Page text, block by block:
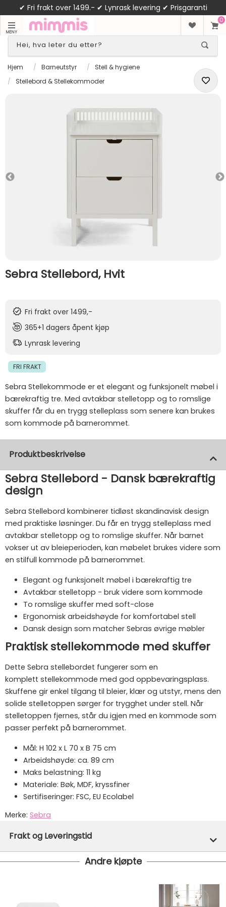
✔ Fri frakt over 1499.- ✔ Lynrask levering ✔ Prisgaranti
MENY
0
Hjem / Barneutstyr /
Stell & hygiene
/
Stellebord & Stellekommoder
Sebra Stellebord, Hvit
Fri frakt over 1499,-
365+1 dagers åpent kjøp
Lynrask levering
FRI FRAKT
Sebra Stellekommode er et elegant og funksjonelt møbel i
bærekraftig tre. Med avtakbar stelletopp og to romslige
skuffer får du en trygg stelleplass som senere kan brukes
som kommode på barnerommet.
Produktbeskrivelse
Sebra Stellebord - Dansk bærekraftig
design
Sebra Stellebord kombinerer tidløst skandinavisk design
med praktiske løsninger. Du får en trygg stelleplass med
avtakbar stelletopp og to romslige skuffer. Når barnet
vokser ut av bleieperioden, kan møbelet brukes videre som
en stilfull kommode på barnerommet.
Elegant og funksjonelt møbel i bærekraftig tre
Avtakbar stelletopp - bruk videre som kommode
To romslige skuffer med soft-close
Ergonomisk arbeidshøyde for komfortabel stell
Dansk design som matcher Sebras øvrige møbler
Praktisk stellekommode med skuffer
Dette Sebra stellebordet fungerer som en
komplett stellekommode med god oppbevaringsplass.
Skuffene gir enkel tilgang til bleier, klær og utstyr, mens den
solide stelletoppen sørger for trygghet under stell. Når
stelletoppen fjernes, står du igjen med en kommode som
passer perfekt på barnerommet.
Mål: H 102 x L 70 x B 75 cm
Arbeidshøyde: ca. 89 cm
Maks belastning: 11 kg
Materiale: Bøk, MDF, kryssfiner
Sertifiseringer: FSC, EU Ecolabel
Merke: Sebra
Frakt og Leveringstid
Denne varen er ikke lager hos oss, men vil bli bestilt
Gratis frakt!
- Vi har fri frakt på ordre over 1499.- Dette
Andre kjøpte